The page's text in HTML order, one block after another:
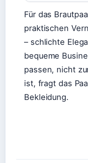
Für das
praktischen
– schlichte
bequeme
passen, nicht
ist, fragt das
Bekleidung.